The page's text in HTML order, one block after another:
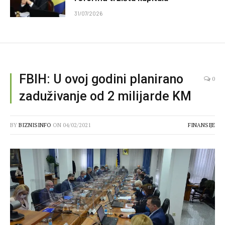
31/07/2026
FBIH: U ovoj godini planirano
zaduživanje od 2 milijarde KM
0
BY BIZNISINFO ON 04/02/2021 FINANSIJE